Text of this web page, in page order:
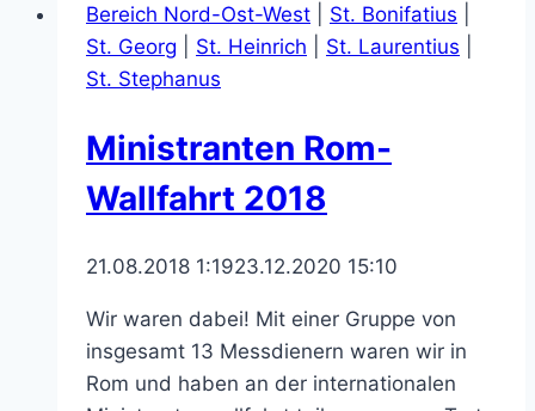
Bereich Nord-Ost-West
St. Bonifatius
St. Georg
St. Heinrich St. Laurentius
St. Stephanus
Ministranten Rom-
Wallfahrt 2018
21.08.2018 1:1923.12.2020 15:10
Wir waren dabei! Mit einer Gruppe von
insgesamt 13 Messdienern waren wir in
Rom und haben an der internationalen